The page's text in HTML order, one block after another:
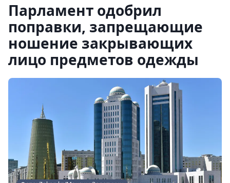
Парламент одобрил
поправки, запрещающие
ношение закрывающих
лицо предметов одежды